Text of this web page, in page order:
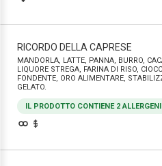
RICORDO DELLA CAPRESE
MANDORLA, LATTE, PANNA, BURRO,
LIQUORE STREGA, FARINA DI RISO,
FONDENTE, ORO ALIMENTARE,
GELATO.
IL PRODOTTO CONTIENE 2